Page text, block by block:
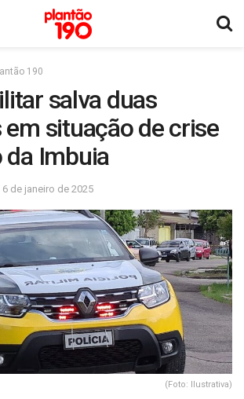
190
salva duas
situação de crise
da Imbuia
6 de janeiro de 2025
(Foto: Ilustrativa)